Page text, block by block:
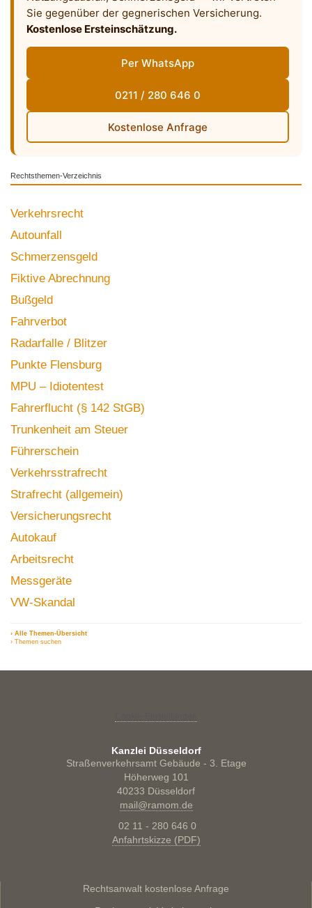
Sie gegenüber der gegnerischen Versicherung.
Kostenlose Ersteinschätzung.
Per WhatsApp
0211 / 280 646 0
Kostenlose Anfrage
Rechtsthemen-Verzeichnis
Verkehrsrecht
Autounfall
Schmerzensgeld
Fiktive Abrechnung
Bußgeld
Fahrverbot
Radarfalle / Blitzer
Punkte Flensburg
MPU – Idiotentest
Fahrerflucht (§ 142 StGB)
Trunkenheit am Steuer
Führerschein
Verkehrsstrafrecht
Strafrecht (allgemein)
Versicherungsrecht
Autokauf
Arbeitsrecht
Messgeräte
VW-Skandal
› Alle Themen-Übersicht
› Themen suchen
Kanzlei Düsseldorf
Straßenverkehrsamt Gebäude - 3. Etage
Höherweg 101
40233 Düsseldorf
mail@ramom.de
02 11 - 280 646 0
Anfahrtskizze (PDF)
Rechtsanwalt kostenlose Anfrage